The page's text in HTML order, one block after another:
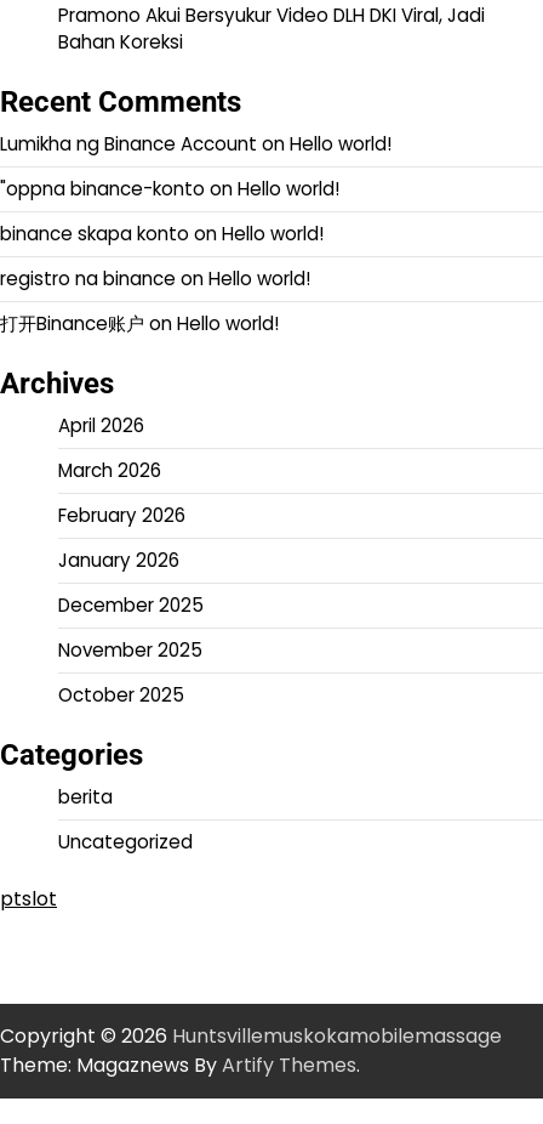
Pramono Akui Bersyukur Video DLH DKI Viral, Jadi
Bahan Koreksi
Recent Comments
Lumikha ng Binance Account onHello world!
"oppna binance-konto onHello world!
binance skapa konto onHello world!
registro na binance onHello world!
打开Binance账户 onHello world!
Archives
April 2026
March 2026
February 2026
January 2026
December 2025
November 2025
October 2025
Categories
berita
Uncategorized
ptslot
Copyright © 2026 Huntsvillemuskokamobilemassage
Theme: Magaznews ByArtify Themes.